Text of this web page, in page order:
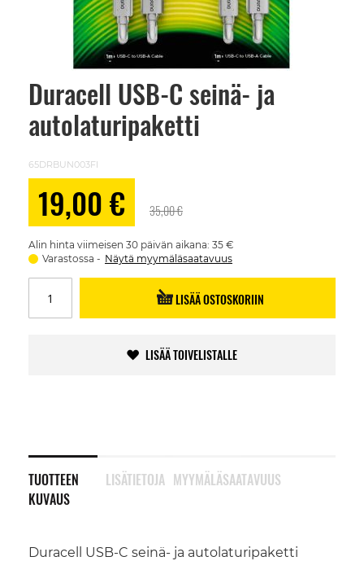
Duracell USB-C seinä- ja
autolaturipaketti
65DRBUN003FI
19,00 € 35,00 €
Alin hinta viimeisen 30 päivän aikana: 35 €
Varastossa
Näytä myymäläsaatavuus
LISÄÄ OSTOSKORIIN
LISÄÄ TOIVELISTALLE
TUOTTEEN
KUVAUS
Duracell USB-C seinä- ja autolaturipaketti
LISÄTIETOJA MYYMÄLÄSAATAVUUS
Skip
beginning
images
gallery